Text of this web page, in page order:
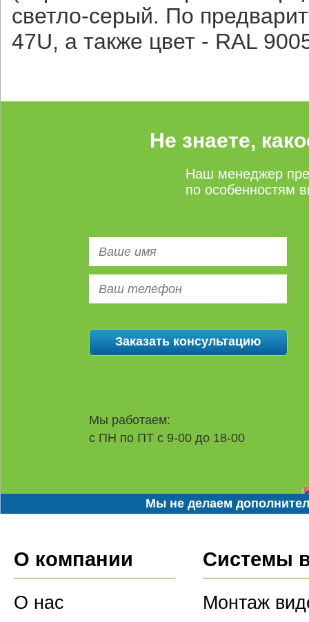
светло-серый. По
47U, а также цвет - RAL
Не знаете,
Наш менеджер
по особенностям
Мы работаем:
с ПН по ПТ с 9-00 до 18-00
Мы не делаем
О компании
О нас
Системы
Монтаж